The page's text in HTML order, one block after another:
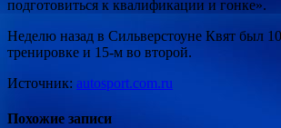
подготовиться к квалификации и гонке».
Неделю назад в Сильверстоуне Квят был
тренировке и 15-м во второй.
Источник: autosport.com.ru
Похожие записи